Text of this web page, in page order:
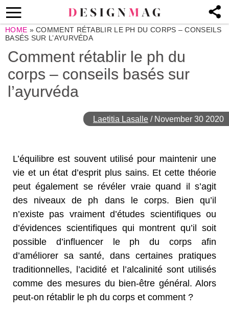
HOME »COMMENT RÉTABLIR LE PH DU CORPS – CONSEILS
BASÉS SUR L’AYURVÉDA
Comment rétablir le ph du
corps – conseils basés sur
l’ayurvéda
Laetitia Lasalle / November 30 2020
L’équilibre est souvent utilisé pour maintenir une
vie et un état d’esprit plus sains. Et cette théorie
peut également se révéler vraie quand il s’agit
des niveaux de ph dans le corps. Bien qu’il
n’existe pas vraiment d’études scientifiques ou
d’évidences scientifiques qui montrent qu’il soit
possible d’influencer le ph du corps afin
d’améliorer sa santé, dans certaines pratiques
traditionnelles, l’acidité et l’alcalinité sont utilisés
comme des mesures du bien-être général. Alors
peut-on rétablir le ph du corps et comment ?